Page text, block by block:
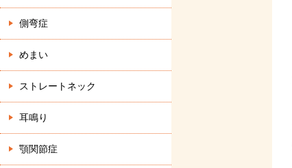
側弯症
めまい
ストレートネック
耳鳴り
顎関節症